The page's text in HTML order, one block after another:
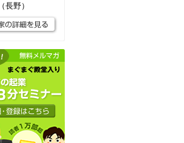
（長野）